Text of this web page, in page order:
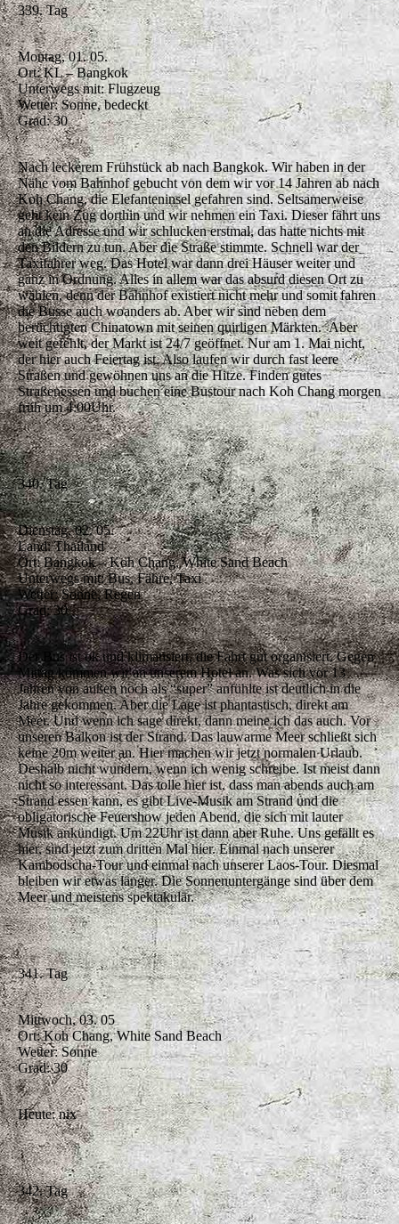
339. Tag
Montag, 01. 05.
Ort: KL – Bangkok
Unterwegs mit: Flugzeug
Wetter: Sonne, bedeckt
Grad: 30
Nach leckerem Frühstück ab nach Bangkok. Wir haben in der
Nähe vom Bahnhof gebucht von dem wir vor 14 Jahren ab nach
Koh Chang, die Elefanteninsel gefahren sind. Seltsamerweise
geht kein Zug dorthin und wir nehmen ein Taxi. Dieser fährt uns
an die Adresse und wir schlucken erstmal, das hatte nichts mit
den Bildern zu tun. Aber die Straße stimmte. Schnell war der
Taxifahrer weg. Das Hotel war dann drei Häuser weiter und
ganz in Ordnung. Alles in allem war das absurd diesen Ort zu
wählen, denn der Bahnhof existiert nicht mehr und somit fahren
die Busse auch woanders ab. Aber wir sind neben dem
berüchtigten Chinatown mit seinen quirligen Märkten. Aber
weit gefehlt, der Markt ist 24/7 geöffnet. Nur am 1. Mai nicht,
der hier auch Feiertag ist. Also laufen wir durch fast leere
Straßen und gewöhnen uns an die Hitze. Finden gutes
Straßenessen und buchen eine Bustour nach Koh Chang morgen
früh um 4:00Uhr.
340. Tag
Dienstag, 02. 05.
Land: Thailand
Ort: Bangkok – Koh Chang, White Sand Beach
Unterwegs mit: Bus, Fähre, Taxi
Wetter: Sonne, Regen
Grad: 30
Der Bus ist ok und klimatisiert, die Fahrt gut organisiert. Gegen
Mittag kommen wir an unserem Hotel an. Was sich vor 13
Jahren von außen noch als “super” anfühlte ist deutlich in die
Jahre gekommen. Aber die Lage ist phantastisch, direkt am
Meer. Und wenn ich sage direkt, dann meine ich das auch. Vor
unseren Balkon ist der Strand. Das lauwarme Meer schließt sich
keine 20m weiter an. Hier machen wir jetzt normalen Urlaub.
Deshalb nicht wundern, wenn ich wenig schreibe. Ist meist dann
nicht so interessant. Das tolle hier ist, dass man abends auch am
Strand essen kann, es gibt Live-Musik am Strand und die
obligatorische Feuershow jeden Abend, die sich mit lauter
Musik ankündigt. Um 22Uhr ist dann aber Ruhe. Uns gefällt es
hier, sind jetzt zum dritten Mal hier. Einmal nach unserer
Kambodscha-Tour und einmal nach unserer Laos-Tour. Diesmal
bleiben wir etwas länger. Die Sonnenuntergänge sind über dem
Meer und meistens spektakulär.
341. Tag
Mittwoch, 03. 05
Ort: Koh Chang, White Sand Beach
Wetter: Sonne
Grad: 30
Heute: nix
342. Tag